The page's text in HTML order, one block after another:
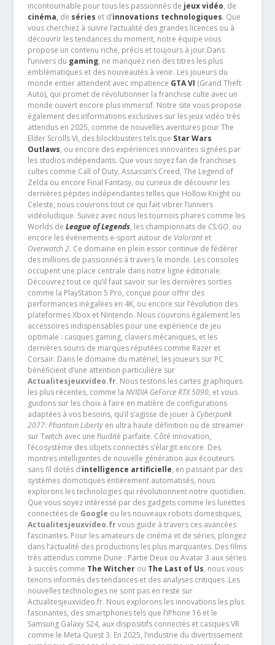
incontournable pour tous les passionnés de jeux vidéo, de
cinéma,de séries et d’innovations technologiques. Que
vous cherchiez à suivre l’actualité des grandes licences ou à
découvrir les tendances du moment, notre équipe vous
propose un contenu riche, précis et toujours à jour.Dans
l’univers du gaming, ne manquez rien des titres les plus
emblématiques et des nouveautés à venir. Les joueurs du
monde entier attendent avec impatience GTA VI (Grand Theft
Auto), qui promet de révolutionner la franchise culte avec un
monde ouvert encore plus immersif. Notre site vous propose
également des informations exclusives sur les jeux vidéo très
attendus en 2025, comme de nouvelles aventures pour The
Elder Scrolls VI, des blockbusters tels que Star Wars
Outlaws, ou encore des expériences innovantes signées par
les studios indépendants. Que vous soyez fan de franchises
cultes comme Call of Duty, Assassin’s Creed, The Legend of
Zelda ou encore Final Fantasy, ou curieux de découvrir les
dernières pépites indépendantes telles que Hollow Knight ou
Celeste, nous couvrons tout ce qui fait vibrer l’univers
vidéoludique. Suivez avec nous les tournois phares comme les
Worlds de League of Legends, les championnats de CS:GO, ou
encore les événements e-sport autour de Valorantet
Overwatch 2. Ce domaine en plein essor continue de fédérer
des millions de passionnés à travers le monde. Les consoles
occupent une place centrale dans notre ligne éditoriale.
Découvrez tout ce qu’il faut savoir sur les dernières sorties
comme la PlayStation 5 Pro, conçue pour offrir des
performances inégalées en 4K, ou encore sur l’évolution des
plateformes Xbox et Nintendo. Nous couvrons également les
accessoires indispensables pour une expérience de jeu
optimale : casques gaming, claviers mécaniques, et les
dernières souris de marques réputées comme Razer et
Corsair. Dans le domaine du matériel, les joueurs sur PC
bénéficient d’une attention particulière sur
Actualitesjeuxvideo.fr. Nous testons les cartes graphiques
les plus récentes, comme la NVIDIA GeForce RTX 5090, et vous
guidons sur les choix à faire en matière de configurations
adaptées à vos besoins, qu’il s’agisse de jouer à Cyberpunk
2077: Phantom Libertyen ultra haute définition ou de streamer
sur Twitch avec une fluidité parfaite. Côté innovation,
l’écosystème des objets connectés s’élargit encore. Des
montres intelligentes de nouvelle génération aux écouteurs
sans fil dotés d’intelligence artificielle, en passant par des
systèmes domotiques entièrement automatisés, nous
explorons les technologies qui révolutionnent notre quotidien.
Que vous soyez intéressé par des gadgets comme les lunettes
connectées de Google ou les nouveaux robots domestiques,
Actualitesjeuxvideo.frvous guide à travers ces avancées
fascinantes. Pour les amateurs de cinéma et de séries, plongez
dans l’actualité des productions les plus marquantes. Des films
très attendus comme Dune : Partie Deux ou Avatar 3 aux séries
à succès comme The Witcherou The Last of Us, nous vous
tenons informés des tendances et des analyses critiques .Les
nouvelles technologies ne sont pas en reste sur
Actualitesjeuxvideo.fr. Nous explorons les innovations les plus
fascinantes, des smartphones tels que l’iPhone 16 et le
Samsung Galaxy S24, aux dispositifs connectés et casques VR
comme le Meta Quest 3. En 2025, l’industrie du divertissement